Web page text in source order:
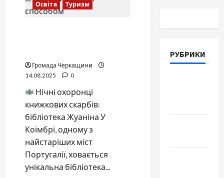
Освіта
Туризм
Громада Черкащини
14.08.2025
0
Нічні охоронці
книжкових скарбів:
бібліотека Жуаніна У
Коїмбрі, одному з
найстаріших міст
Португалії, ховається
унікальна бібліотека...
РУБРИКИ